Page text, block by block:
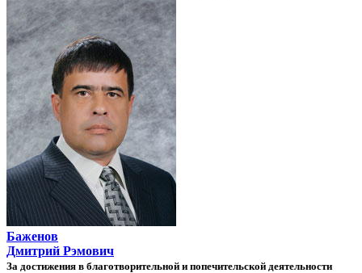
Баженов
Дмитрий Рэмович
За достижения в благотворительной и попечительской деятельности